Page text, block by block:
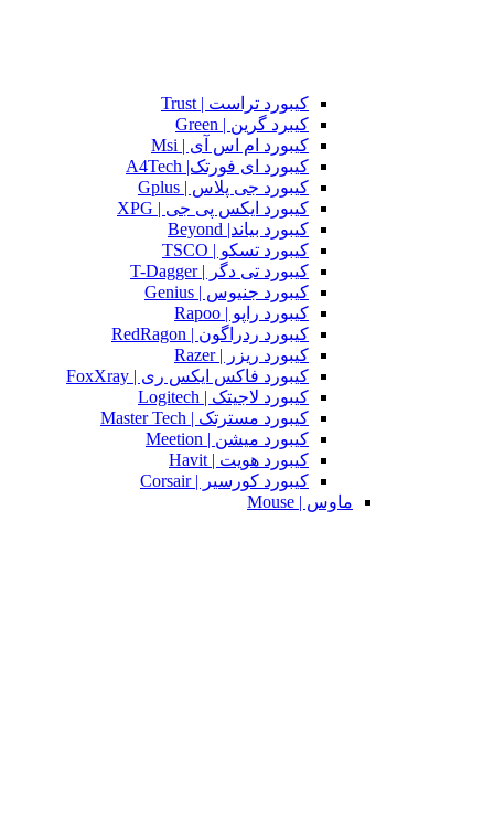
کیبورد تراست | Trust
کیبرد گرین | Green
کیبورد ام اس آی | Msi
کیبورد ای فورتک| A4Tech
کیبورد جی پلاس | Gplus
کیبورد ایکس پی جی | XPG
کیبورد بیاند| Beyond
کیبورد تسکو | TSCO
کیبورد تی دگر | T-Dagger
کیبورد جنیوس | Genius
کیبورد راپو | Rapoo
کیبورد ردراگون | RedRagon
کیبورد ریزر | Razer
کیبورد فاکس ایکس ری | FoxXray
کیبورد لاجیتک | Logitech
کیبورد مسترتک | Master Tech
کیبورد میشن | Meetion
کیبورد هویت | Havit
کیبورد کورسیر | Corsair
ماوس | Mouse